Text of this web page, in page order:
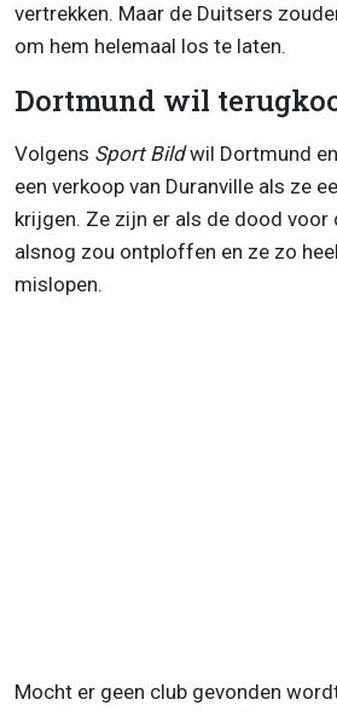
vertrekken. Maar de Duitsers
om hem helemaal los te laten.
Dortmund wil
Volgens Sport Bildwil Dortmund
een verkoop van Duranville als ze
krijgen. Ze zijn er als de dood
alsnog zou ontploffen en ze zo
mislopen.
Mocht er geen club gevonden